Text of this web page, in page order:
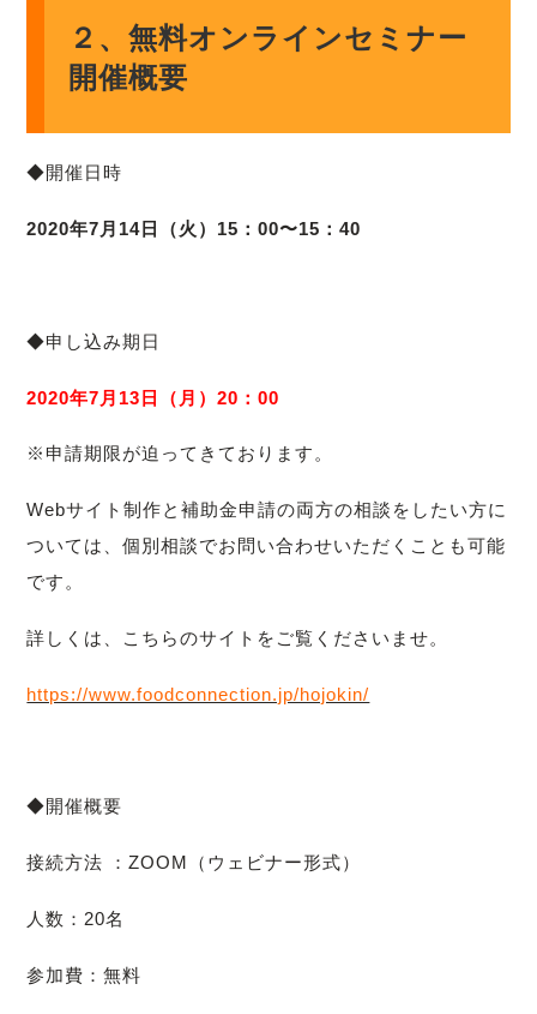
２、無料オンラインセミナー
開催概要
◆開催日時
2020年7月14日（火）15：00〜15：40
◆申し込み期日
2020年7月13日（月）20：00
※申請期限が迫ってきております。
Webサイト制作と補助金申請の両方の相談をしたい方に
ついては、個別相談でお問い合わせいただくことも可能
です。
詳しくは、こちらのサイトをご覧くださいませ。
https://www.foodconnection.jp/hojokin/
◆開催概要
接続方法 ：ZOOM（ウェビナー形式）
人数：20名
参加費：無料